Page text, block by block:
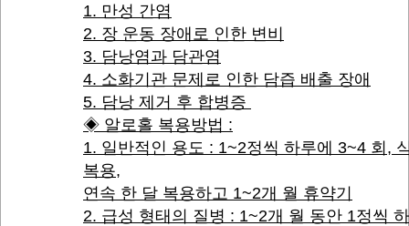
1. 만성 간염
2. 장 운동 장애로 인한 변비
3. 담낭염과 담관염
4. 소화기관 문제로 인한 담즙 배출 장애
5. 담낭 제거 후 합병증
◈ 알로홀 복용방법 :
1. 일반적인 용도 : 1~2정씩 하루에 3~4 회,
복용,
연속 한 달 복용하고 1~2개 월 휴약기
2. 급성 형태의 질병 : 1~2개 월 동안 1정씩